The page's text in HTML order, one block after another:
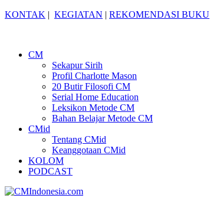
KONTAK | KEGIATAN | REKOMENDASI BUKU
CM
Sekapur Sirih
Profil Charlotte Mason
20 Butir Filosofi CM
Serial Home Education
Leksikon Metode CM
Bahan Belajar Metode CM
CMid
Tentang CMid
Keanggotaan CMid
KOLOM
PODCAST